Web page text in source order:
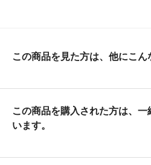
この商品を見た方は、他にこ
この商品を購入された方は、
います。